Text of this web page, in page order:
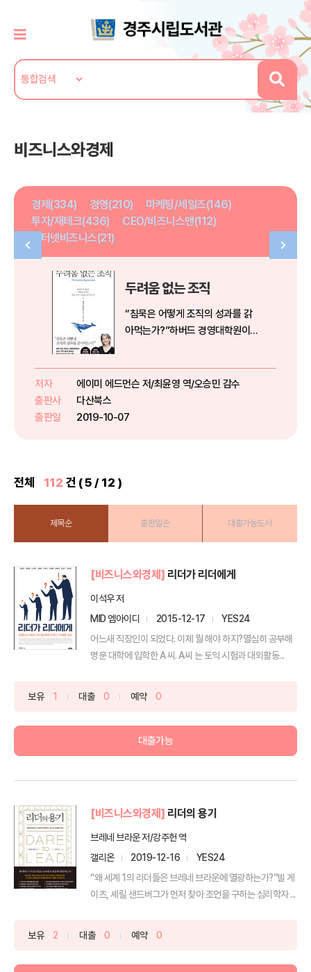
비즈니스와경제
경제(334) 경영(210)
마케팅/세일즈(146)
투자/재테크(436)
CEO/비즈니스맨(112)
인터넷비즈니스(21)
두려움 없는 조직
“침묵은 어떻게 조직의 성과를 갉
아먹는가?”하버드 경영대학원이
종신교수이자 세계적인 경영학 구
끝에 집대성한 책 『두려움 없는 조
저자
에이미 에드먼슨 저/최윤영 역/오승민 감수
출판사
다산북스
출판일
2019-10-07
전체 112 건 ( 5 / 12 )
제목순 출판일순 대출가능도서
[비즈니스와경제] 리더가 리더에게
이석우 저
MID 엠아이디
2015-12-17
YES24
어느새 직장인이 되었다. 이제 뭘 해야 하지?열심히 공부해
명문 대학에 입학한 A 씨. A씨 는 토익 시험과 대외활동...
보유 1 대출 0 예약 0
대출가능
[비즈니스와경제] 리더의 용기
브레네 브라운 저/강주헌 역
갤리온
2019-12-16
YES24
“왜 세계 1의 리더들은 브레네 브라운에 열광하는가?”빌 게
이츠, 셰릴 샌드버그가 먼저 찾아 조언을 구하는 심리학자 ...
보유 2 대출 0 예약 0